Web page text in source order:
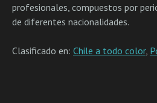
profesionales, compuestos por
de diferentes nacionalidades.
Clasificado en: Chile a todo color,